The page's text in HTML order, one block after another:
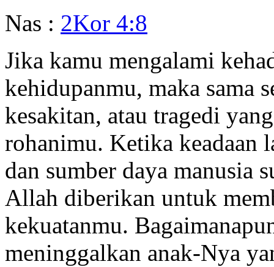
Nas : 2Kor 4:8
Jika kamu mengalami
kehidupanmu, maka sama
kesakitan, atau tragedi
rohanimu. Ketika keadaan
dan sumber daya manusia
Allah diberikan untuk
kekuatanmu.
meninggalkan anak-Nya